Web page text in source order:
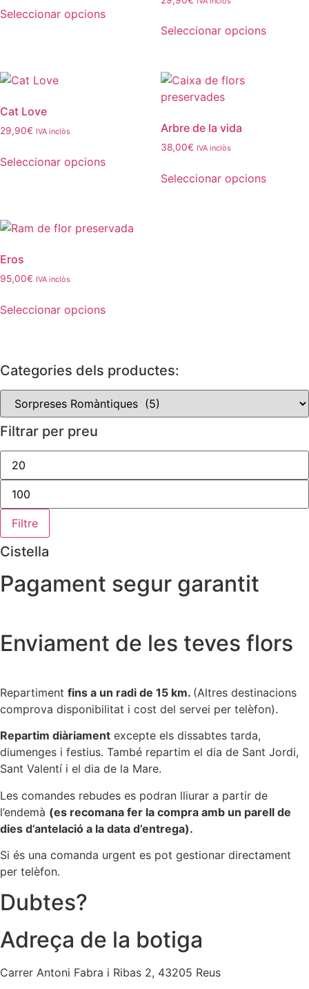
Seleccionar opcions
Seleccionar opcions
Cat Love
29,90€ IVA inclòs
Seleccionar opcions
Arbre de la vida
38,00€ IVA inclòs
Seleccionar opcions
Eros
95,00€ IVA inclòs
Seleccionar opcions
Categories dels productes:
Filtrar per preu
Preu
mínim
Preu
màxim
Filtre
Cistella
Pagament segur garantit
Enviament de les teves flors
Repartiment fins a un radi de 15 km. (Altres destinacions
comprova disponibilitat i cost del servei per telèfon).
Repartim diàriament excepte els dissabtes tarda,
diumenges i festius. També repartim el dia de Sant Jordi,
Sant Valentí i el dia de la Mare.
Les comandes rebudes es podran lliurar a partir de
l’endemà (es recomana fer la compra amb un parell de
dies d’antelació a la data d’entrega).
Si és una comanda urgent es pot gestionar directament
per telèfon.
Dubtes?
Adreça de la botiga
Carrer Antoni Fabra i Ribas 2, 43205 Reus